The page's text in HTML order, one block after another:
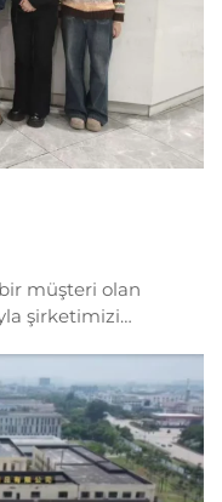
bir müşteri olan
şirketimizi
bilgi edindi...